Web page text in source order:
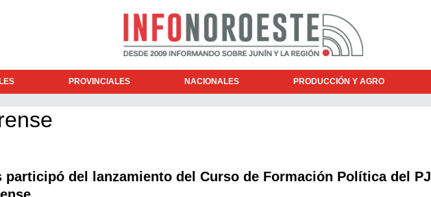
PROVINCIALES NACIONALES PRODUCCIÓN Y AGRO
participó del lanzamiento del Curso de Formación Política del PJ